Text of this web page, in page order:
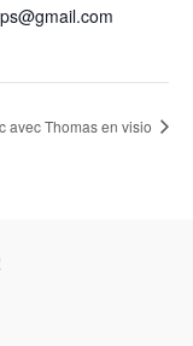
avec Thomas en visio